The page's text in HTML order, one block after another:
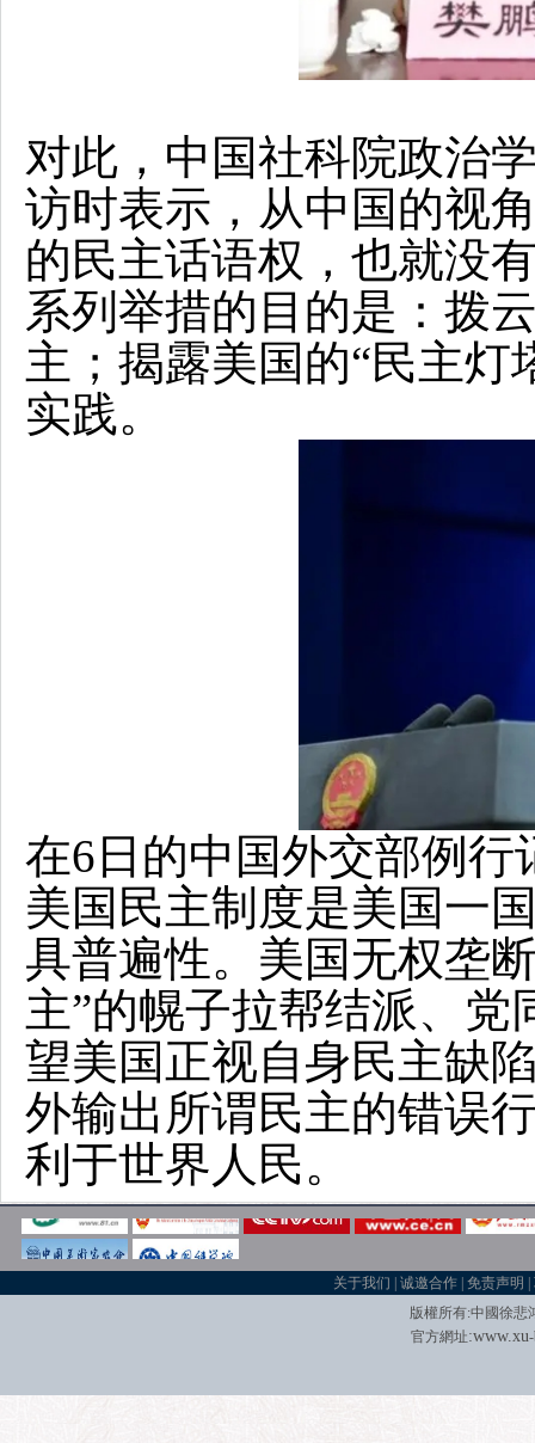
对此，中国社科院政治
访时表示，从中国的视
的民主话语权，也就没
系列举措的目的是：拨
主；揭露美国的“民主
实践。
在6日的中国外交部例
美国民主制度是美国一
具普遍性。美国无权垄
主”的幌子拉帮结派、
望美国正视自身民主缺
外输出所谓民主的错误
利于世界人民。
关于我们 |诚邀合作 |免责声明 |
版權所有:中國徐悲
官方網址:www.xu